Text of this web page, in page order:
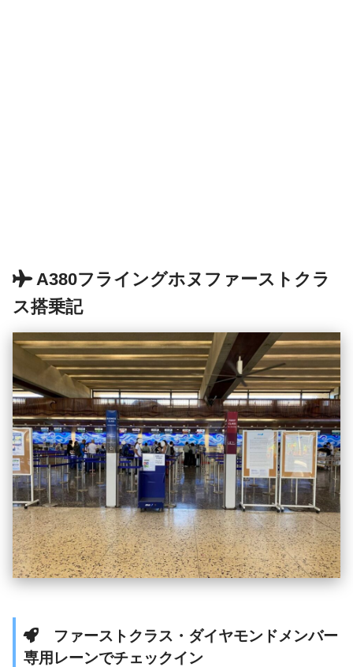
A380フライングホヌファーストクラ
ス搭乗記
ファーストクラス・ダイヤモンドメンバー
専用レーンでチェックイン